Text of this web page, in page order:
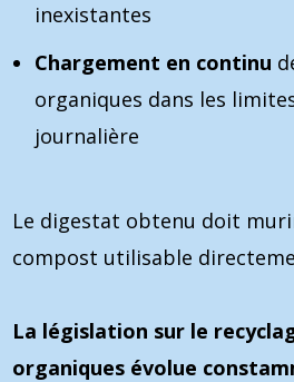
inexistantes
Chargement en continu
organiques dans les
journalière
Le digestat obtenu doit
compost utilisable
La législation sur le
organiques évolue